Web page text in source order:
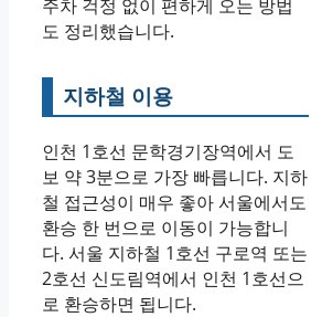
주차 걱정 없이 편하게 오는 방법
도 정리했습니다.
지하철 이용
인천 1호선 문학경기장역에서 도
보 약 3분으로 가장 빠릅니다. 지하
철 접근성이 매우 좋아 서울에서도
환승 한 번으로 이동이 가능합니
다. 서울 지하철 1호선 구로역 또는
2호선 신도림역에서 인천 1호선으
로 환승하면 됩니다.